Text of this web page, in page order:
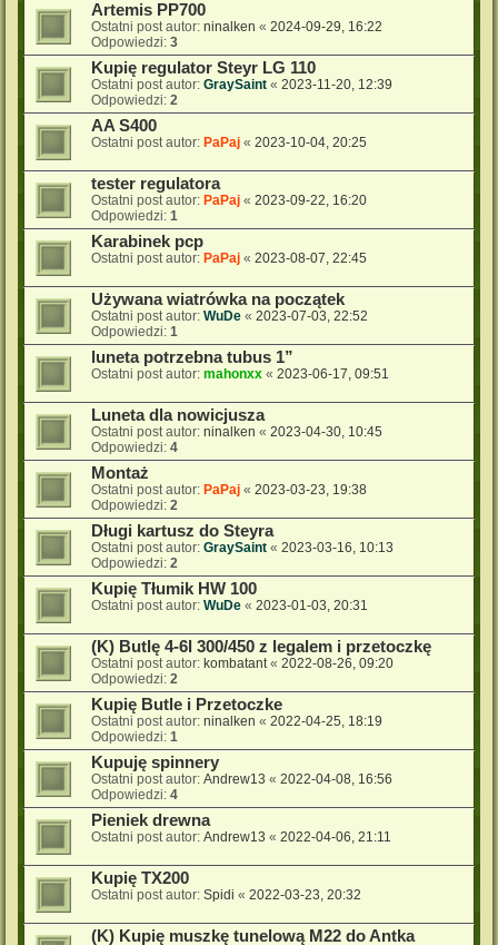
Artemis PP700
Ostatni post autor: ninalken « 2024-09-29, 16:22
Odpowiedzi: 3
Kupię regulator Steyr LG 110
Ostatni post autor: GraySaint « 2023-11-20, 12:39
Odpowiedzi: 2
AA S400
Ostatni post autor: PaPaj « 2023-10-04, 20:25
tester regulatora
Ostatni post autor: PaPaj « 2023-09-22, 16:20
Odpowiedzi: 1
Karabinek pcp
Ostatni post autor: PaPaj « 2023-08-07, 22:45
Używana wiatrówka na początek
Ostatni post autor: WuDe « 2023-07-03, 22:52
Odpowiedzi: 1
luneta potrzebna tubus 1”
Ostatni post autor: mahonxx « 2023-06-17, 09:51
Luneta dla nowicjusza
Ostatni post autor: ninalken « 2023-04-30, 10:45
Odpowiedzi: 4
Montaż
Ostatni post autor: PaPaj « 2023-03-23, 19:38
Odpowiedzi: 2
Długi kartusz do Steyra
Ostatni post autor: GraySaint « 2023-03-16, 10:13
Odpowiedzi: 2
Kupię Tłumik HW 100
Ostatni post autor: WuDe « 2023-01-03, 20:31
(K) Butlę 4-6l 300/450 z legalem i przetoczkę
Ostatni post autor: kombatant« 2022-08-26, 09:20
Odpowiedzi: 2
Kupię Butle i Przetoczke
Ostatni post autor: ninalken « 2022-04-25, 18:19
Odpowiedzi: 1
Kupuję spinnery
Ostatni post autor: Andrew13 « 2022-04-08, 16:56
Odpowiedzi: 4
Pieniek drewna
Ostatni post autor: Andrew13 « 2022-04-06, 21:11
Kupię TX200
Ostatni post autor: Spidi « 2022-03-23, 20:32
(K) Kupię muszkę tunelową M22 do Antka